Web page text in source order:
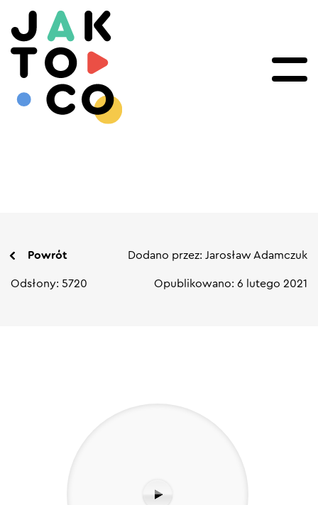
Powrót Dodano przez: Jarosław Adamczuk
Odsłony: 5720 Opublikowano: 6 lutego 2021